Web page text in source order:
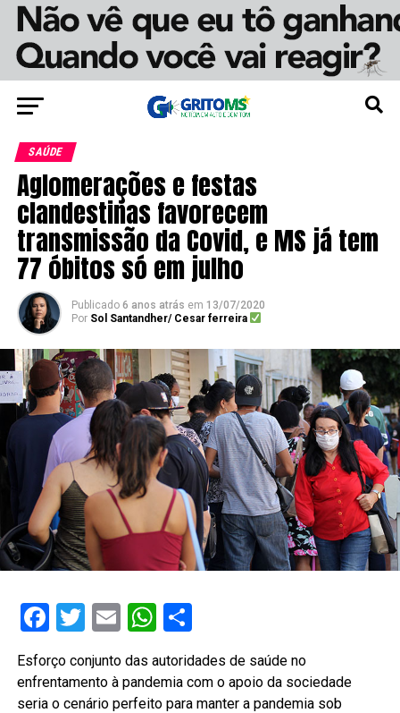
SAÚDE
Aglomerações e festas
clandestinas favorecem
transmissão da Covid, e MS já tem
77 óbitos só em julho
Publicado 6 anos atrás em 13/07/2020
Por Sol Santandher/ Cesar ferreira
Facebook
Twitter
EmailWhatsApp
Share
Esforço conjunto das autoridades de saúde no
enfrentamento à pandemia com o apoio da sociedade
seria o cenário perfeito para manter a pandemia sob